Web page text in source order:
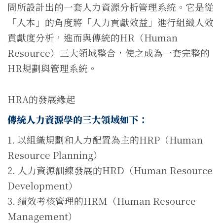
問所設計出的一套人力資源分析管理系統。它是從
「人本」的角度將「人力貢獻效益」進行組織人效
貢獻度分析，進而與傳統的HR（Human
Resource）三大領域整合，使之成為一套完整的
HR規劃與管理系統。
HRA的發展緣起
傳統人力資源學的三大領域如下：
1. 以組織規劃和人力配置為主的HRP（Human
Resource Planning）
2. 人力資源訓練發展的HRD（Human Resource
Development）
3. 績效考核管理的HRM（Human Resource
Management）